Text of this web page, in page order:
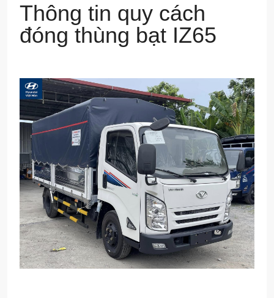
Thông tin quy cách
đóng thùng bạt IZ65